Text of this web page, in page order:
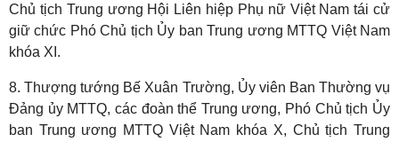
Chủ tịch Trung ương Hội Liên hiệp Phụ nữ Việt Nam tái cử
giữ chức Phó Chủ tịch Ủy ban Trung ương MTTQ Việt Nam
khóa XI.
8. Thượng tướng Bế Xuân Trường, Ủy viên Ban Thường vụ
Đảng ủy MTTQ, các đoàn thể Trung ương, Phó Chủ tịch Ủy
ban Trung ương MTTQ Việt Nam khóa X, Chủ tịch Trung